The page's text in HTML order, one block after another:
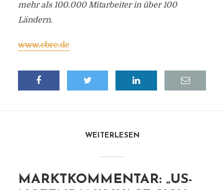
mehr als 100.000 Mitarbeiter in über 100
Ländern.
www.cbre.de
WEITERLESEN
MARKTKOMMENTAR: „US-